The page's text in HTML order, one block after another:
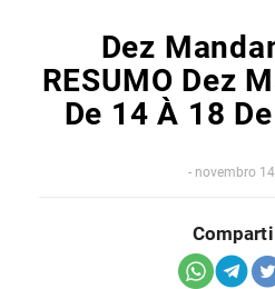
Dez
RESUMO Dez
De 14 À 18
- novembro